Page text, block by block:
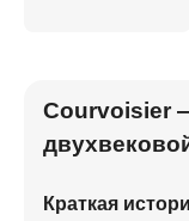
Courvoisier
Краткая